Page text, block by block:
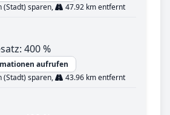
(Stadt) sparen,
47.92 km entfernt
400 %
aufrufen
(Stadt) sparen,
43.96 km entfernt